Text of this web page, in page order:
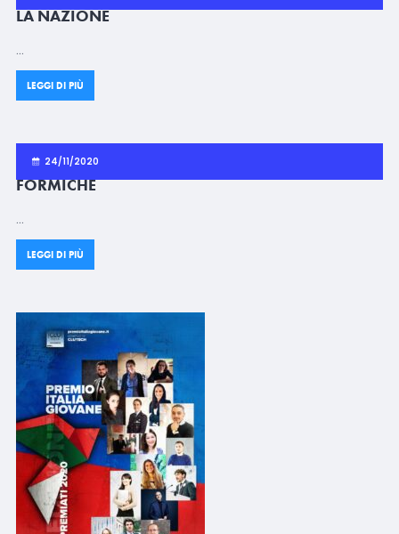
LA NAZIONE
…
LEGGI DI PIÙ
24/11/2020
FORMICHE
…
LEGGI DI PIÙ